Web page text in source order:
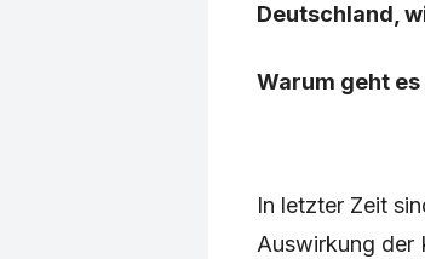
Deutschland,
Warum geht
In letzter Zeit
Auswirkung der